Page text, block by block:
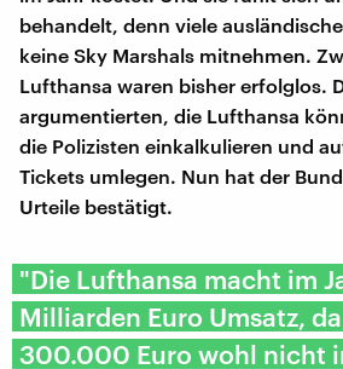
behandelt, denn viele
keine Sky Marshals mitnehmen.
Lufthansa waren bisher erfolglos.
argumentierten, die Lufthansa
die Polizisten einkalkulieren und
Tickets umlegen. Nun hat der
Urteile bestätigt.
"Die Lufthansa macht im
Milliarden Euro Umsatz,
300.000 Euro wohl nicht